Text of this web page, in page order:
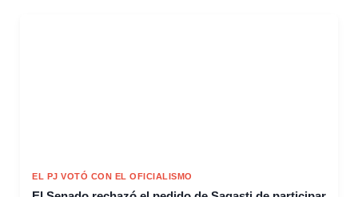
EL PJ VOTÓ CON EL OFICIALISMO